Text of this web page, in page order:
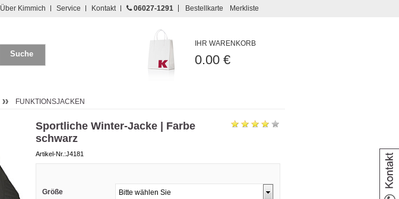
Über Kimmich Service Kontakt 06027-1291 Bestellkarte Merkliste
IHR WARENKORB
0.00 €
FUNKTIONSJACKEN
Sportliche Winter-Jacke | Farbe
schwarz
Artikel-Nr.:J4181
Größe